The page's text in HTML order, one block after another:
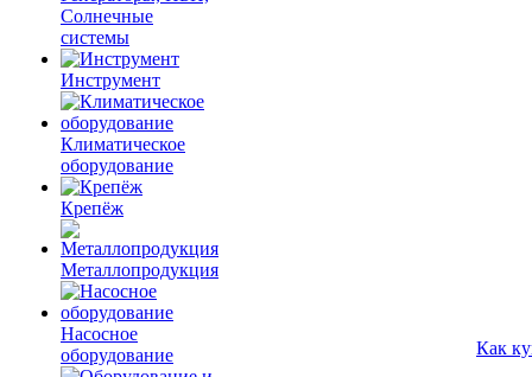
Солнечные
системы
Инструмент
Климатическое
оборудование
Крепёж
Металлопродукция
Насосное
оборудование
Как